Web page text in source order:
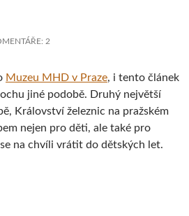
2
Muzeu MHD v Praze, i tento článek
jiné podobě. Druhý největší
Království železnic na pražském
nejen pro děti, ale také pro
na chvíli vrátit do dětských let.
železnic, Praha